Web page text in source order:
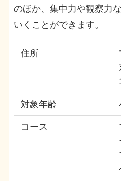
のほか、集中力や観察力
いくことができます。
住所
対象年齢
コース